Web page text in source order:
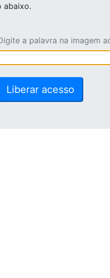
abaixo.
a palavra na imagem